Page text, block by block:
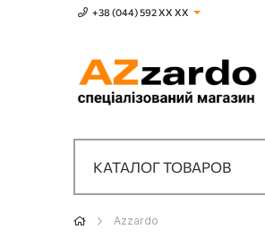
+38 (044) 592 XХ ХХ
КАТАЛОГ ТОВАРОВ
Azzardo